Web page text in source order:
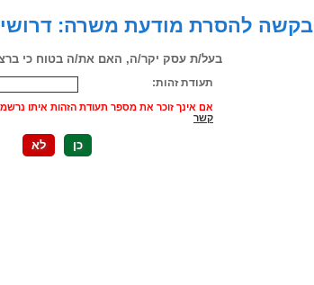
בקשה להסרת מודעת משרה:
בעל/ת עסק יקר/ה, האם את/ה בטוח כי
תעודת זהות:
אם אינך זוכר את מספר תעודת הזהות איתו
קשר
כן לא